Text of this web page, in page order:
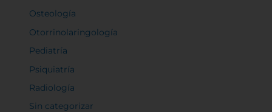
Osteología
Otorrinolaringología
Pediatría
Psiquiatría
Radiología
Sin categorizar